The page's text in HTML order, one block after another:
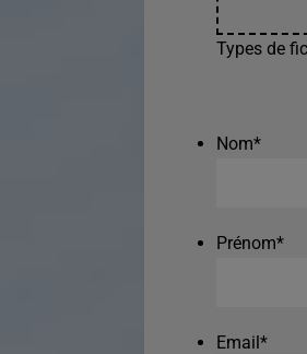
Types de
Nom*
Prénom*
Email*